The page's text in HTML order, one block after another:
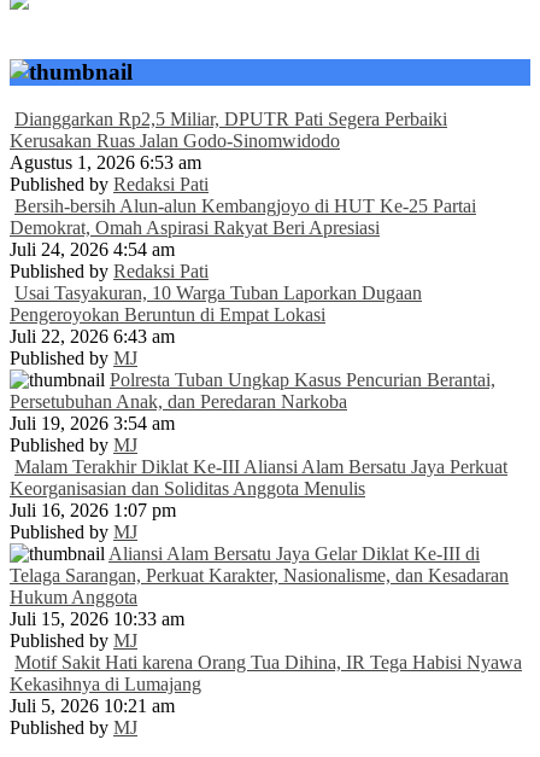
Dianggarkan Rp2,5 Miliar, DPUTR Pati Segera Perbaiki
Kerusakan Ruas Jalan Godo-Sinomwidodo
Agustus 1, 2026 6:53 am
Published by Redaksi Pati
Bersih-bersih Alun-alun Kembangjoyo di HUT Ke-25 Partai
Demokrat, Omah Aspirasi Rakyat Beri Apresiasi
Juli 24, 2026 4:54 am
Published by Redaksi Pati
Usai Tasyakuran, 10 Warga Tuban Laporkan Dugaan
Pengeroyokan Beruntun di Empat Lokasi
Juli 22, 2026 6:43 am
Published by MJ
Polresta Tuban Ungkap Kasus Pencurian Berantai,
Persetubuhan Anak, dan Peredaran Narkoba
Juli 19, 2026 3:54 am
Published by MJ
Malam Terakhir Diklat Ke-III Aliansi Alam Bersatu Jaya Perkuat
Keorganisasian dan Soliditas Anggota Menulis
Juli 16, 2026 1:07 pm
Published by MJ
Aliansi Alam Bersatu Jaya Gelar Diklat Ke-III di
Telaga Sarangan, Perkuat Karakter, Nasionalisme, dan Kesadaran
Hukum Anggota
Juli 15, 2026 10:33 am
Published by MJ
Motif Sakit Hati karena Orang Tua Dihina, IR Tega Habisi Nyawa
Kekasihnya di Lumajang
Juli 5, 2026 10:21 am
Published by MJ